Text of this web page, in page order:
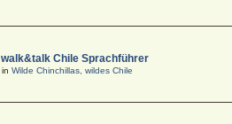
walk&talk Chile Sprachführer
inWilde Chinchillas, wildes Chile